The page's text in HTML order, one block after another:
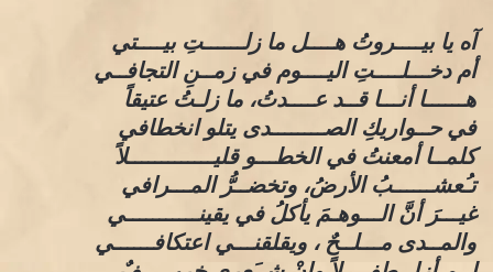
آه يا بيــــروتُ هــــل ما زلــــــتِ بيــــتي
أم دخـــلــــتِ اليــــوم في زمــنِ التجافــي
هــــــا أنـــا قــد عــــدتُ، ما زلـتُ عتيقاً
في حــواريكِ الصــــــــدى يتلو انخطافي
كلمــا أمعنتُ في الخطـــو قليـــــــــــــلاً
تـُعشــــــبُ الأرضُ، وتخضــرُّ المـــرافي
غيـــرَ أنَّ الـــوهـمَ يأكلُ في يقينـــــــــــي
والمــدى مـــلــحٌ ، ويقلقنـــي اعتكافــــــي